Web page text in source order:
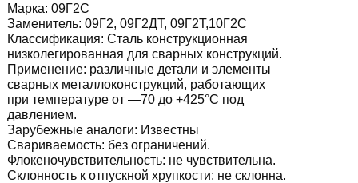
Марка: 09Г2С
Заменитель: 09Г2, 09Г2ДТ, 09Г2Т,10Г2С
Классификация: Сталь конструкционная
низколегированная для сварных конструкций.
Применение: различные детали и элементы
сварных металлоконструкций, работающих
при температуре от —70 до +425°С под
давлением.
Зарубежные аналоги: Известны
Свариваемость: без ограничений.
Флокеночувствительность: не чувствительна.
Склонность к отпускной хрупкости: не склонна.